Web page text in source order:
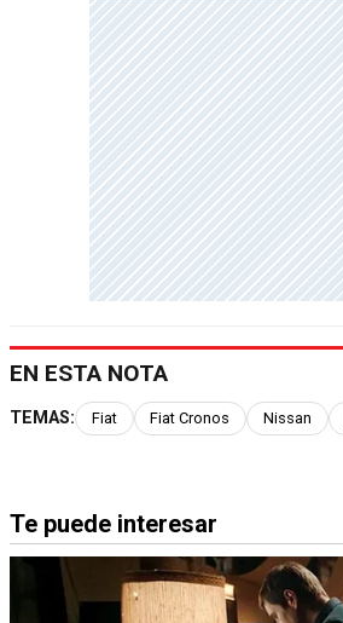
EN ESTA NOTA
TEMAS: Fiat Fiat Cronos Nissan